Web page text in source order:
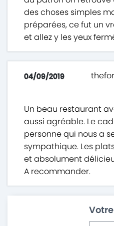
des choses simples
préparées, ce fut un
et allez y les yeux
04/09/2019
Un beau restaurant
aussi agréable. Le
personne qui nous a
sympathique. Les
et absolument
A recommander.